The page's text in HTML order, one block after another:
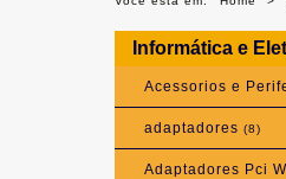
Informática e
Acessorios e
adaptadores (8)
Adaptadores Pci